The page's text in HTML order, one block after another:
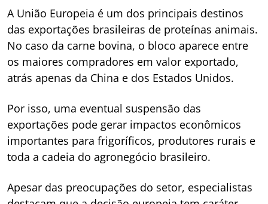
A União Europeia é um dos principais destinos
das exportações brasileiras de proteínas animais.
No caso da carne bovina, o bloco aparece entre
os maiores compradores em valor exportado,
atrás apenas da China e dos Estados Unidos.
Por isso, uma eventual suspensão das
exportações pode gerar impactos econômicos
importantes para frigoríficos, produtores rurais e
toda a cadeia do agronegócio brasileiro.
Apesar das preocupações do setor, especialistas